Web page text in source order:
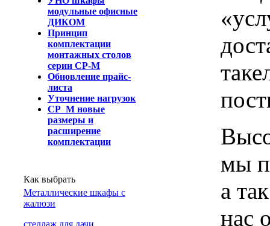
модульные офисные
ДИКОМ
Принцип
комплектации
монтажных столов
серии СР-М
Обновление прайс-
листа
Уточнение нагрузок
СР_М новые
размеры и
расширение
комплектации
Как выбрать
Металлические шкафы с
жалюзи
cтеллаж для дачи
мы
а
нас